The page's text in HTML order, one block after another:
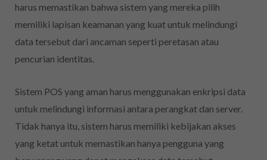
harus memastikan bahwa sistem yang mereka pilih
memiliki lapisan keamanan yang kuat untuk melindungi
data tersebut dari ancaman seperti peretasan atau
pencurian identitas.
Sistem POS yang aman harus menggunakan enkripsi data
untuk melindungi informasi antara perangkat dan server.
Tidak hanya itu, sistem harus memiliki kebijakan akses
yang ketat untuk memastikan hanya pengguna yang